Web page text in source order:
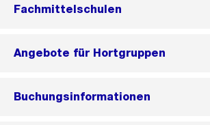
Fachmittelschulen
Angebote für Hortgruppen
Buchungsinformationen